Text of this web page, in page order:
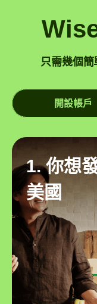
只需幾個
開設帳戶
1. 你想
美國